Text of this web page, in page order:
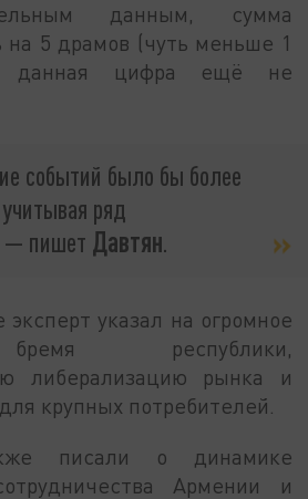
данным, сумма
на 5 драмов (чуть меньше 1
данная цифра ещё не
событий было бы более
ряд
— пишет Давтян.
указал на огромное
республики,
либерализацию рынка и
крупных потребителей.
писали о динамике
Армении и